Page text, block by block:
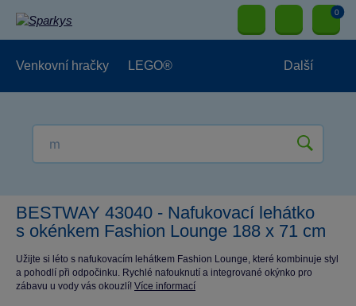
0
Venkovní hračky LEGO® Další
BESTWAY 43040 - Nafukovací lehátko
s okénkem Fashion Lounge 188 x 71 cm
Užijte si léto s nafukovacím lehátkem Fashion Lounge, které kombinuje styl
a pohodlí při odpočinku. Rychlé nafouknutí a integrované okýnko pro
zábavu u vody vás okouzlí! Více informací